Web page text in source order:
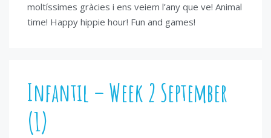
moltíssimes gràcies i ens veiem l’any que ve! Animal
time! Happy hippie hour! Fun and games!
Infantil – Week 2 September
(1)